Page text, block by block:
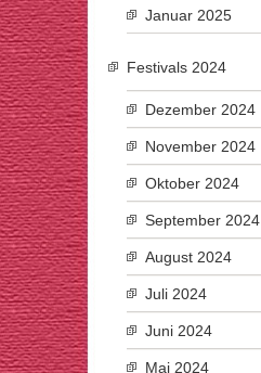
Januar 2025
Festivals 2024
Dezember 2024
November 2024
Oktober 2024
September 2024
August 2024
Juli 2024
Juni 2024
Mai 2024